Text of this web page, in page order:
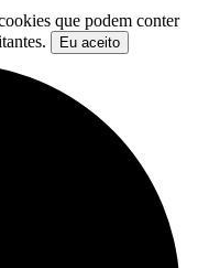
que podem conter
Eu aceito